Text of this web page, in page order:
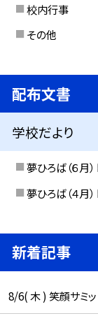
校内行事
その他
配布文書
学校だより
夢ひろば（６月
夢ひろば（４月
新着記事
8/6( 木 ) 笑顔サミッ